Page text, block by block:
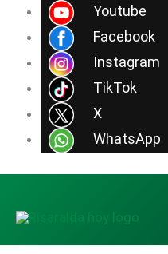
Youtube
Facebook
Instagram
TikTok
X
WhatsApp
contenido